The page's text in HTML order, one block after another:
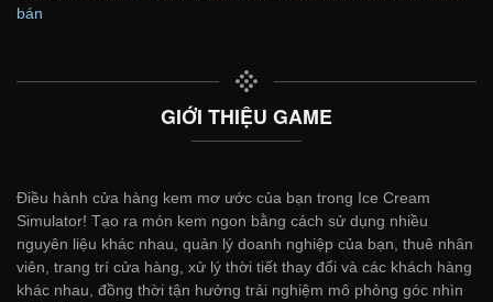
bán
GIỚI THIỆU GAME
Điều hành cửa hàng kem mơ ước của bạn trong Ice Cream
Simulator! Tạo ra món kem ngon bằng cách sử dụng nhiều
nguyên liệu khác nhau, quản lý doanh nghiệp của bạn, thuê nhân
viên, trang trí cửa hàng, xử lý thời tiết thay đổi và các khách hàng
khác nhau, đồng thời tận hưởng trải nghiệm mô phỏng góc nhìn